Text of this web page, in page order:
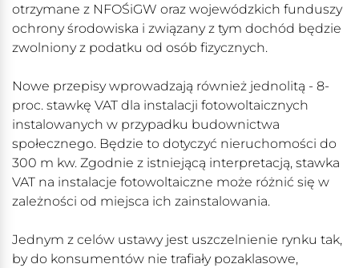
otrzymane z NFOŚiGW oraz wojewódzkich funduszy
ochrony środowiska i związany z tym dochód będzie
zwolniony z podatku od osób fizycznych.
Nowe przepisy wprowadzają również jednolitą - 8-
proc. stawkę VAT dla instalacji fotowoltaicznych
instalowanych w przypadku budownictwa
społecznego. Będzie to dotyczyć nieruchomości do
300 m kw. Zgodnie z istniejącą interpretacją, stawka
VAT na instalacje fotowoltaiczne może różnić się w
zależności od miejsca ich zainstalowania.
Jednym z celów ustawy jest uszczelnienie rynku tak,
by do konsumentów nie trafiały pozaklasowe,